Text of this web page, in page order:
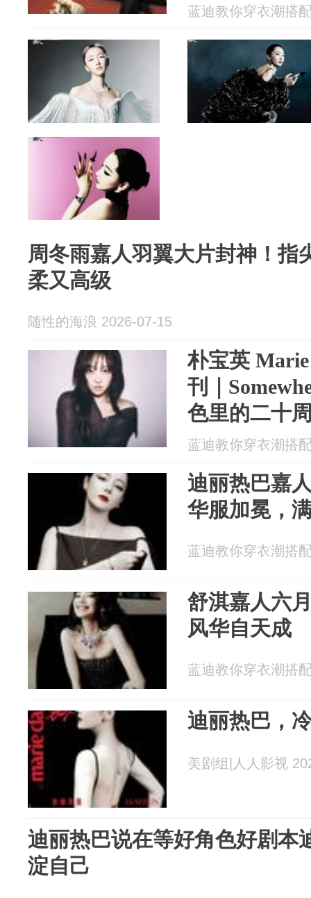
蓝迪教你穿衣潮搭
周冬雨嘉人羽翼大片封神！指
柔又高级
随性的海浪 2026-07-15
朴宝英
刊｜
色里的二十
蓝迪教你穿衣潮搭
迪丽热巴嘉
华服加冕，
蓝迪教你穿衣潮搭
舒淇嘉人六
风华自天成
蓝迪教你穿衣潮搭
迪丽热巴，
美剧组|人人影视
迪丽热巴说在等好角色好剧本
淀自己